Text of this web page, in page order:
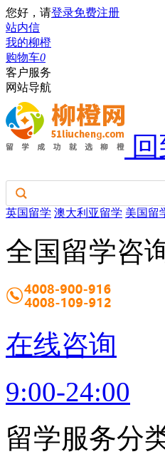
您好，请登录免费注册
站内信
我的柳橙
购物车0
客户服务
网站导航
英国留学 澳大利亚留学 美国留
全国留学咨
在线咨询
9:00-24:00
留学服务分